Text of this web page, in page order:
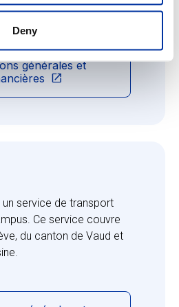
Deny
animaux.
générales et
service de transport
Ce service couvre
du canton de Vaud et